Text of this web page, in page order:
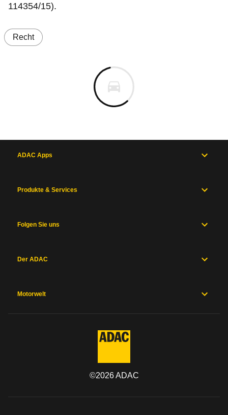
114354/15).
Recht
ADAC Apps
Produkte & Services
Folgen Sie uns
Der ADAC
Motorwelt
©2026ADAC